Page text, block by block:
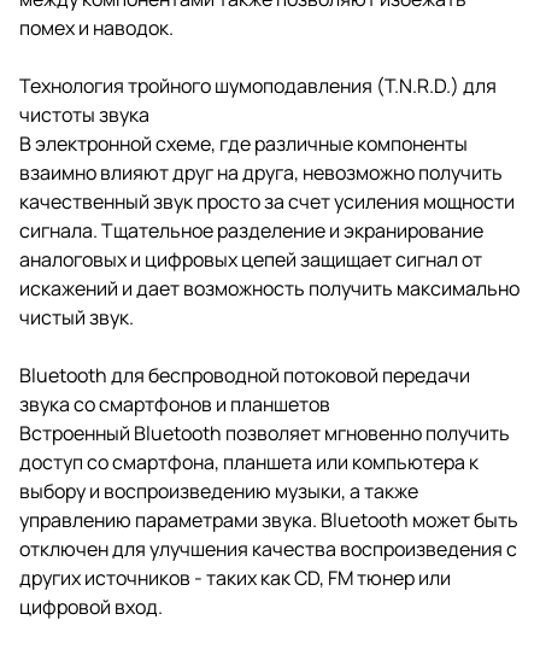
помех и наводок.
Технология тройного шумоподавления (T.N.R.D.) для
чистоты звука
В электронной схеме, где различные компоненты
взаимно влияют друг на друга, невозможно получить
качественный звук просто за счет усиления мощности
сигнала. Тщательное разделение и экранирование
аналоговых и цифровых цепей защищает сигнал от
искажений и дает возможность получить максимально
чистый звук.
Bluetooth для беспроводной потоковой передачи
звука со смартфонов и планшетов
Встроенный Bluetooth позволяет мгновенно получить
доступ со смартфона, планшета или компьютера к
выбору и воспроизведению музыки, а также
управлению параметрами звука. Bluetooth может быть
отключен для улучшения качества воспроизведения с
других источников - таких как CD, FM тюнер или
цифровой вход.